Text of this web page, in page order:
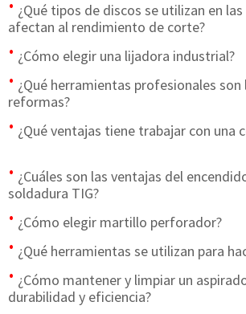
¿Qué tipos de discos se utilizan en
afectan al rendimiento de corte?
¿Cómo elegir una lijadora industrial?
¿Qué herramientas profesionales
reformas?
¿Qué ventajas tiene trabajar con una
¿Cuáles son las ventajas del
soldadura TIG?
¿Cómo elegir martillo perforador?
¿Qué herramientas se utilizan para
¿Cómo mantener y limpiar un
durabilidad y eficiencia?